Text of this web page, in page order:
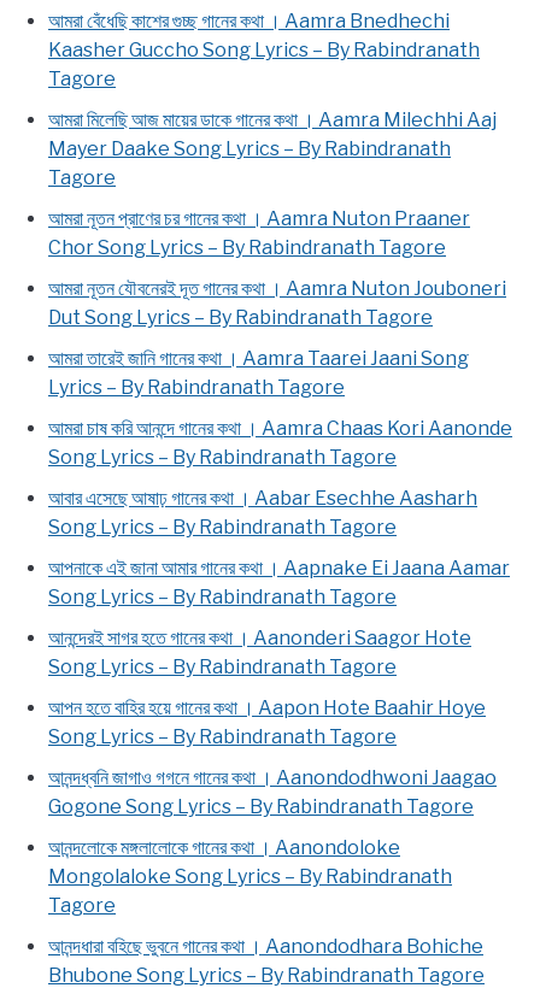
আমরা বেঁধেছি কাশের গুচ্ছ গানের কথা । Aamra Bnedhechi
Kaasher Guccho Song Lyrics – By Rabindranath
Tagore
আমরা মিলেছি আজ মায়ের ডাকে গানের কথা । Aamra Milechhi Aaj
Mayer Daake Song Lyrics – By Rabindranath
Tagore
আমরা নূতন প্রাণের চর গানের কথা । Aamra Nuton Praaner
Chor Song Lyrics – By Rabindranath Tagore
আমরা নূতন যৌবনেরই দূত গানের কথা । Aamra Nuton Jouboneri
Dut Song Lyrics – By Rabindranath Tagore
আমরা তারেই জানি গানের কথা । Aamra Taarei Jaani Song
Lyrics – By Rabindranath Tagore
আমরা চাষ করি আনন্দে গানের কথা । Aamra Chaas Kori Aanonde
Song Lyrics – By Rabindranath Tagore
আবার এসেছে আষাঢ় গানের কথা । Aabar Esechhe Aasharh
Song Lyrics – By Rabindranath Tagore
আপনাকে এই জানা আমার গানের কথা । Aapnake Ei Jaana Aamar
Song Lyrics – By Rabindranath Tagore
আনন্দেরই সাগর হতে গানের কথা । Aanonderi Saagor Hote
Song Lyrics – By Rabindranath Tagore
আপন হতে বাহির হয়ে গানের কথা । Aapon Hote Baahir Hoye
Song Lyrics – By Rabindranath Tagore
আনন্দধ্বনি জাগাও গগনে গানের কথা । Aanondodhwoni Jaagao
Gogone Song Lyrics – By Rabindranath Tagore
আনন্দলোকে মঙ্গলালোকে গানের কথা । Aanondoloke
Mongolaloke Song Lyrics – By Rabindranath
Tagore
আনন্দধারা বহিছে ভুবনে গানের কথা । Aanondodhara Bohiche
Bhubone Song Lyrics – By Rabindranath Tagore